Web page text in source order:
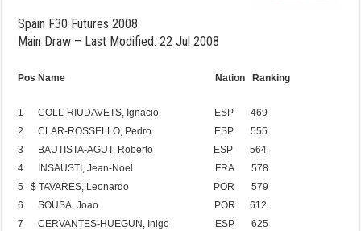
Spain F30 Futures 2008
Main Draw – Last Modified: 22 Jul 2008
Pos Name Nation Ranking
1 COLL-RIUDAVETS, Ignacio ESP
469
2
CLAR-ROSSELLO, Pedro ESP
555
3
BAUTISTA-AGUT, Roberto ESP
564
4
INSAUSTI , Jean-Noel FRA
578
5
$ TAVARES, Leonardo POR
579
6
SOUSA, Joao POR
612
7
CERVANTES-HUEGUN , Inigo ESP
625